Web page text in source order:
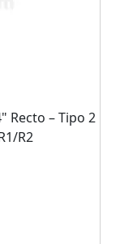
Recto – Tipo 2
R2